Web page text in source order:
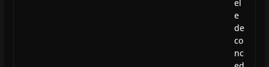
el
e
de
co
nc